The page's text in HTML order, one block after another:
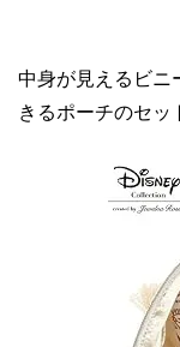
中身が見えるビニ
きるポーチのセッ